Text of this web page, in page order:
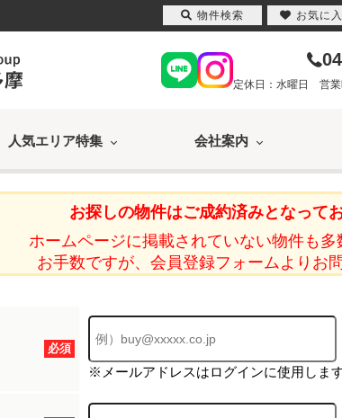
定休日：水曜日 営
人気エリア特集 会社案内
お探しの物件はご成約済みとなってお
ホームページに掲載されていない物件も多
お手数ですが、会員登録フォームよりお
必須
※メールアドレスはログインに使用します
物件検索 お気に